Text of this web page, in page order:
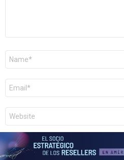
electrónico
*
Al usar este formulario
gestión de tus datos por